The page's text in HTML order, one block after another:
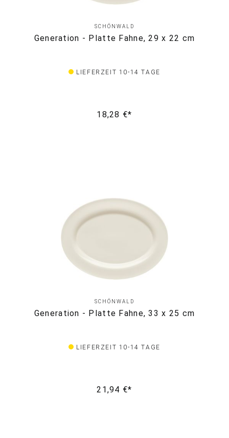
SCHÖNWALD
Generation - Platte Fahne, 29 x 22 cm
LIEFERZEIT 10-14 TAGE
18,28 €*
SCHÖNWALD
Generation - Platte Fahne, 33 x 25 cm
LIEFERZEIT 10-14 TAGE
21,94 €*